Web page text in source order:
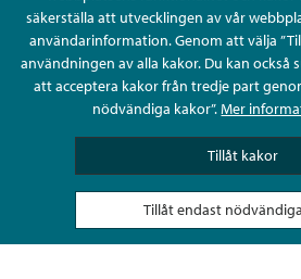
säkerställa att utvecklingen av vår
användarinformation. Genom att välja
användningen av alla kakor. Du kan också
att acceptera kakor från tredje part
nödvändiga kakor”.Mer
Tillåt kakor
Tillåt endast
Ställ en fråga eller sköta ditt ärende
Kontaktuppgifter